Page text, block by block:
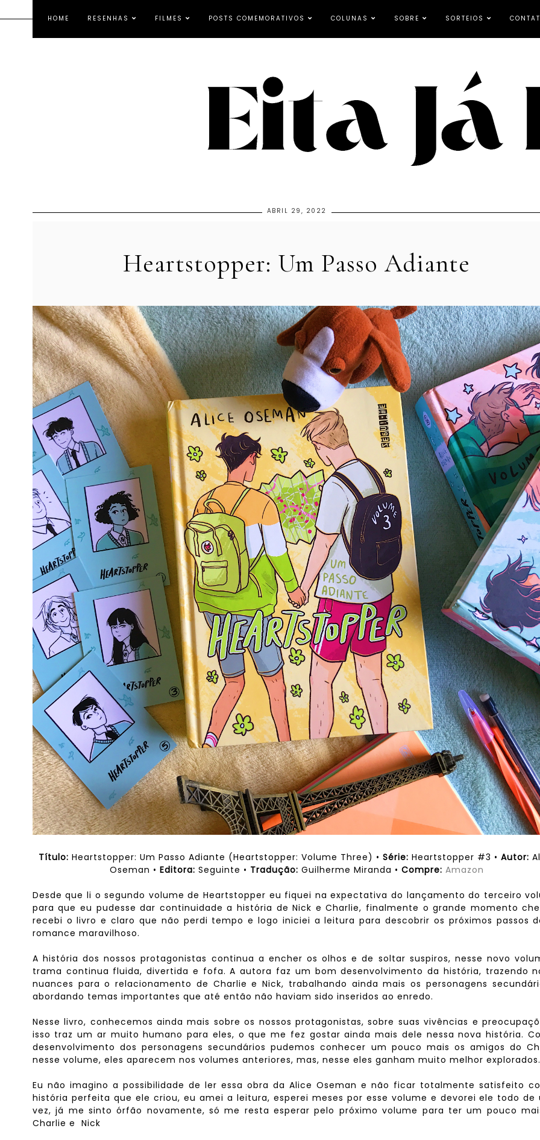
HOME RESENHAS FILMES POSTS COMEMORATIVOS COLUNAS SOBRE SORTEIOS
ABRIL 29, 2022
Heartstopper: Um Passo Adiante
Título: Heartstopper: Um Passo Adiante (Heartstopper: Volume Three) • Série: Heartstopper #3 • Autor:
Oseman • Editora: Seguinte • Tradução: Guilherme Miranda • Compre: Amazon
Desde que li o segundo volume de Heartstopper eu fiquei na expectativa do lançamento do terceiro
para que eu pudesse dar continuidade a história de Nick e Charlie, finalmente o grande momento
recebi o livro e claro que não perdi tempo e logo iniciei a leitura para descobrir os próximos passos
romance maravilhoso.
A história dos nossos protagonistas continua a encher os olhos e de soltar suspiros, nesse novo
trama continua fluida, divertida e fofa. A autora faz um bom desenvolvimento da história, trazendo
nuances para o relacionamento de Charlie e Nick, trabalhando ainda mais os personagens
abordando temas importantes que até então não haviam sido inseridos ao enredo.
Nesse livro, conhecemos ainda mais sobre os nossos protagonistas, sobre suas vivências e
isso traz um ar muito humano para eles, o que me fez gostar ainda mais dele nessa nova história.
desenvolvimento dos personagens secundários pudemos conhecer um pouco mais os amigos do
nesse volume, eles aparecem nos volumes anteriores, mas, nesse eles ganham muito melhor explorados.
Eu não imagino a possibilidade de ler essa obra da Alice Oseman e não ficar totalmente satisfeito
história perfeita que ele criou, eu amei a leitura, esperei meses por esse volume e devorei ele todo de
vez, já me sinto órfão novamente, só me resta esperar pelo próximo volume para ter um pouco
Charlie e Nick